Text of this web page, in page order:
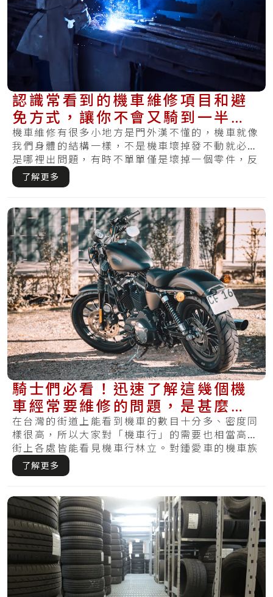
認識常看到的機車維修項目和避
免方式，讓你不會又騎到一半狀
況！
機車維修有很多小地方是門外漢不懂的，機車就像
我們身體的結構一樣，不是機車壞掉發不動就必定
是哪裡出問題，有時不單單僅是壞掉一個零件，反
而要.....
了解更多
騎士們必看！迅速了解這幾個機
車經常要維修的問題，是甚麼使
得的？
在台灣的街道上能看到機車的數目十分多、密度同
樣很高，所以大家對「機車行」的需要也相當高，
街上各處皆能看見機車行林立。對鍾愛車的機車族
來說.....
了解更多